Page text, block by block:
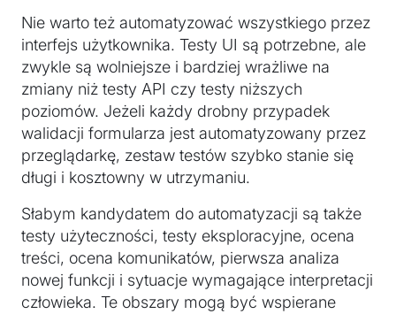
Nie warto też automatyzować wszystkiego przez
interfejs użytkownika. Testy UI są potrzebne, ale
zwykle są wolniejsze i bardziej wrażliwe na
zmiany niż testy API czy testy niższych
poziomów. Jeżeli każdy drobny przypadek
walidacji formularza jest automatyzowany przez
przeglądarkę, zestaw testów szybko stanie się
długi i kosztowny w utrzymaniu.
Słabym kandydatem do automatyzacji są także
testy użyteczności, testy eksploracyjne, ocena
treści, ocena komunikatów, pierwsza analiza
nowej funkcji i sytuacje wymagające interpretacji
człowieka. Te obszary mogą być wspierane